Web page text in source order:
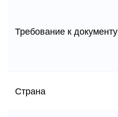
Требование к документу
Страна